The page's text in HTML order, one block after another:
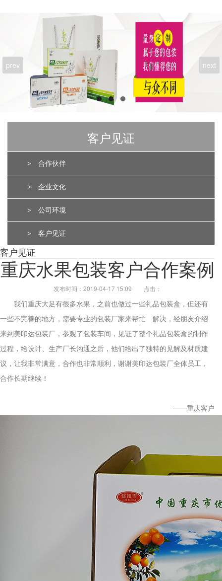
prev next
客户见证
> 合作伙伴
> 企业文化
> 公司环境
> 客户见证
客户见证
重庆水果包装客户合作案例
发布时间：2019-04-17 15:09 点击：
我们重庆大足有很多水果，之前也做过一些礼品包装盒，但还有
一些不完善的地方，需要专业的包装厂家来帮忙 解决，经朋友介绍
来到美印达包装厂，参观了包装车间，见证了整个礼品包装盒的制作
过程，给设计、生产厂长沟通之后，他们给出了独特的见解及材质建
议，让我非常满意，合作也非常顺利，谢谢美印达包装厂全体员工，
合作长期继续！
——重庆客户
A
成都包装厂：纸质包装盒定制材质厚度选择 承重与
成本平衡技巧。纸质包装盒定制的厚度选择，核心是
匹配产品承重需求。...
Q 成都包装厂：纸质包装盒定制常见破损问
A
成都包装厂：纸质包装盒定制常见破损问题 提前规
避技巧，纸质包装盒定制最常见的破损问题的是运输
过程中的挤压破损，...
A
成都包装盒定制厂家：包装盒印刷工艺怎么选？烫
成都包装厂：印刷中单色黑和四色黑和区
成都包装厂：印刷中单色黑和四色黑和区别和运用，
包装印刷中，单色黑 和四色黑 是两种完全不同的色
彩构成方式，它们在...
礼盒制作中常见的黑卡纸印刷能印刷吗？
成都包装厂：礼盒制作中常见的黑卡纸印刷能印刷
吗？常见工艺：专色印刷、UV、烫金、压纹、凹